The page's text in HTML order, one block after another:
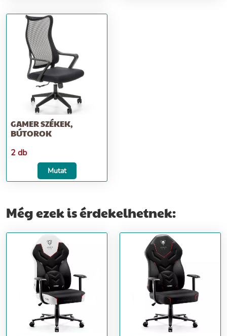
GAMER SZÉKEK,
BÚTOROK
2 db
Mutat
Még ezek is érdekelhetnek: